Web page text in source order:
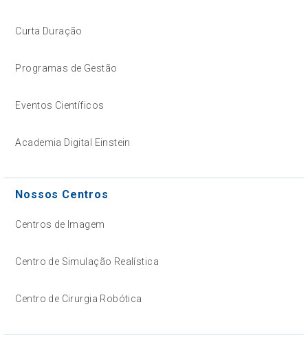
Curta Duração
Programas de Gestão
Eventos Científicos
Academia Digital Einstein
Nossos Centros
Centros de Imagem
Centro de Simulação Realística
Centro de Cirurgia Robótica